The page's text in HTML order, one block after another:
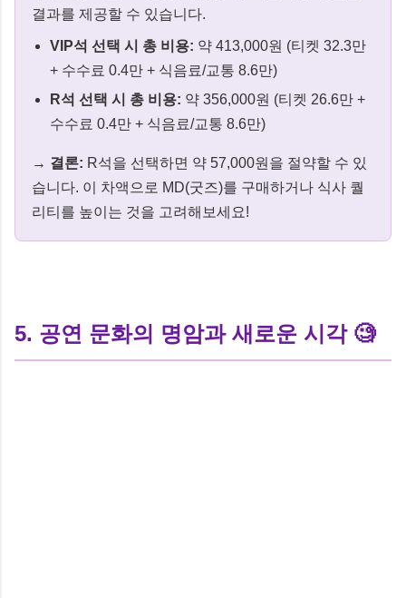
결과를 제공할 수 있습니다.
VIP석 선택 시 총 비용: 약 413,000원 (티켓 32.3만
+ 수수료 0.4만 + 식음료/교통 8.6만)
R석 선택 시 총 비용: 약 356,000원 (티켓 26.6만 +
수수료 0.4만 + 식음료/교통 8.6만)
→ 결론: R석을 선택하면 약 57,000원을 절약할 수 있
습니다. 이 차액으로 MD(굿즈)를 구매하거나 식사 퀄
리티를 높이는 것을 고려해보세요!
5. 공연 문화의 명암과 새로운 시각 🧐